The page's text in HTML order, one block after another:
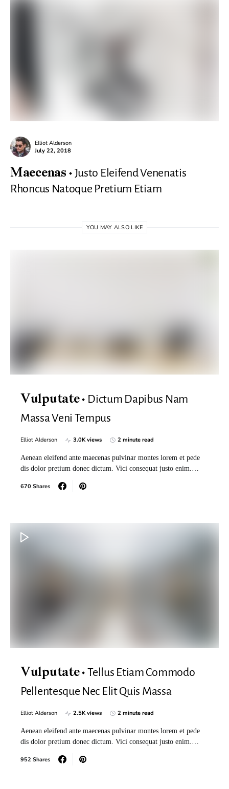
Elliot Alderson
July 22, 2018
Maecenas
Justo Eleifend Venenatis
Rhoncus Natoque Pretium Etiam
YOU MAY ALSO LIKE
Vulputate
Dictum Dapibus Nam
Massa Veni Tempus
Elliot Alderson 3.0K views 2 minute read
Aenean eleifend ante maecenas pulvinar montes lorem et pede
dis dolor pretium donec dictum. Vici consequat justo enim.…
670 Shares
Vulputate
Tellus Etiam Commodo
Pellentesque Nec Elit Quis Massa
Elliot Alderson 2.5K views 2 minute read
Aenean eleifend ante maecenas pulvinar montes lorem et pede
dis dolor pretium donec dictum. Vici consequat justo enim.…
952 Shares